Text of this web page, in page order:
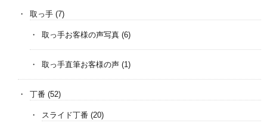
取っ手 (7)
取っ手お客様の声写真 (6)
取っ手直筆お客様の声 (1)
丁番 (52)
スライド丁番 (20)